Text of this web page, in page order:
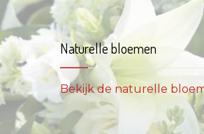
Naturelle bloemen
Bekijk de naturelle